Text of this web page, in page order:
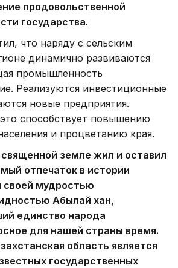
продовольственной
государства.
что наряду с сельским
динамично развиваются
промышленность
Реализуются инвестиционные
новые предприятия.
способствует повышению
и процветанию края.
земле жил и оставил
отпечаток в истории
своей мудростью
Абылай хан,
единство народа
для нашей страны время.
область является
государственных